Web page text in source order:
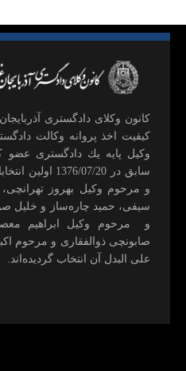
كانون وكلای دادگستری
وكيل پايه يك دادگستری عضو
سابق در 1376/
و مرحوم وکیل بهروز
سيفی، حميد چاره‌ساز و خليل
و مرحوم وکیل ابراهيم
صابونچی ذوالفقاری و مرحوم
علی البدل آن انتخاب گرديده‌اند.